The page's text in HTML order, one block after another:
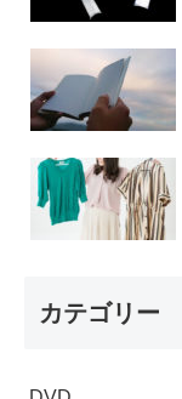
カテゴリー